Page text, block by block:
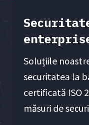
Soluțiile
securitatea la
certificată ISO
măsuri de